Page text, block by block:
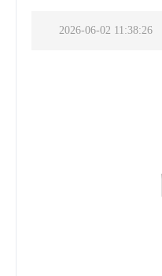
2026-06-02 11:38:26